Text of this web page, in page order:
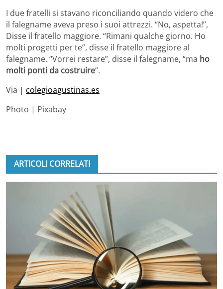
I due fratelli si stavano riconciliando quando videro che
il falegname aveva preso i suoi attrezzi. “No, aspetta!”,
Disse il fratello maggiore. “Rimani qualche giorno. Ho
molti progetti per te”, disse il fratello maggiore al
falegname. “Vorrei restare”, disse il falegname, “ma ho
molti ponti da costruire“.
Via | colegioagustinas.es
Photo | Pixabay
ARTICOLI CORRELATI